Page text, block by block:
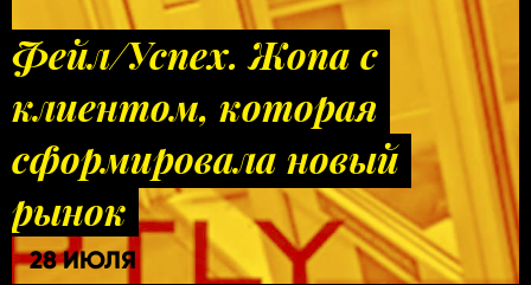
Фейл/Успех. Жопа с
клиентом, которая
сформировала новый
рынок
28 ИЮЛЯ